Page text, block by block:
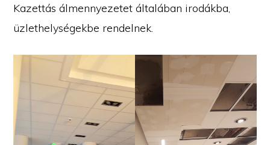
Kazettás álmennyezetet általában irodákba,
üzlethelységekbe rendelnek.